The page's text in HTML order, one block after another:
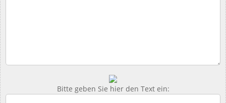
Bitte geben Sie hier den Text ein: